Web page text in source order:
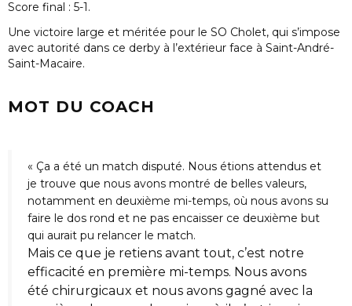
Score final : 5-1 .
Une victoire large et méritée pour le SO Cholet, qui s’impose
avec autorité dans ce derby à l’extérieur face à Saint-André-
Saint-Macaire.
MOT DU COACH
« Ça a été un match disputé. Nous étions attendus et
je trouve que nous avons montré de belles valeurs,
notamment en deuxième mi-temps, où nous avons su
faire le dos rond et ne pas encaisser ce deuxième but
qui aurait pu relancer le match.
Mais ce que je retiens avant tout, c’est notre
efficacité en première mi-temps. Nous avons
été chirurgicaux et nous avons gagné avec la